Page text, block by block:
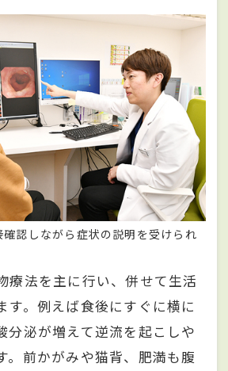
認しながら症状の説明を受けられ
療法を主に行い、併せて生活
す。例えば食後にすぐに横に
分泌が増えて逆流を起こしや
。前かがみや猫背、肥満も腹